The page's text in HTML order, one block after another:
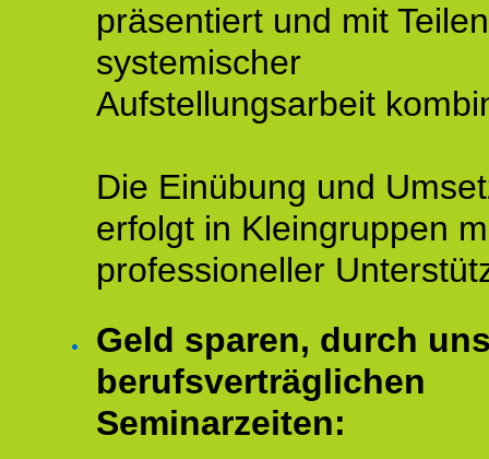
präsentiert und mit Teilen
systemischer
Aufstellungsarbeit
Die Einübung und
erfolgt in Kleingruppen
professioneller
Geld sparen, durch
berufsverträglichen
Seminarzeiten: